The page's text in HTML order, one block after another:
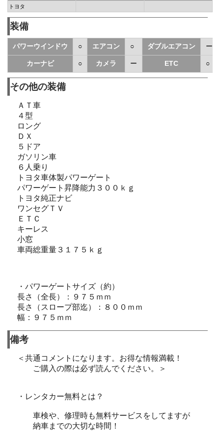
トヨタ
装備
パワーウインドウ ○ エアコン ○ ダブルエアコン ー
カーナビ ○ カメラ ー ETC ○
その他の装備
ＡＴ車
４型
ロング
ＤＸ
５ドア
ガソリン車
６人乗り
トヨタ車体製パワーゲート
パワーゲート昇降能力３００ｋｇ
トヨタ純正ナビ
ワンセグＴＶ
ＥＴＣ
キーレス
小窓
車両総重量３１７５ｋｇ
・パワーゲートサイズ（約）
長さ（全長）：９７５ｍｍ
長さ（スロープ部迄）：８００ｍｍ
幅：９７５ｍｍ
備考
＜共通コメントになります。お得な情報満載！
ご購入の際は必ず読んでください。＞
・レンタカー無料とは？
車検や、修理時も無料サービスをしてますが
納車までの大切な時間！